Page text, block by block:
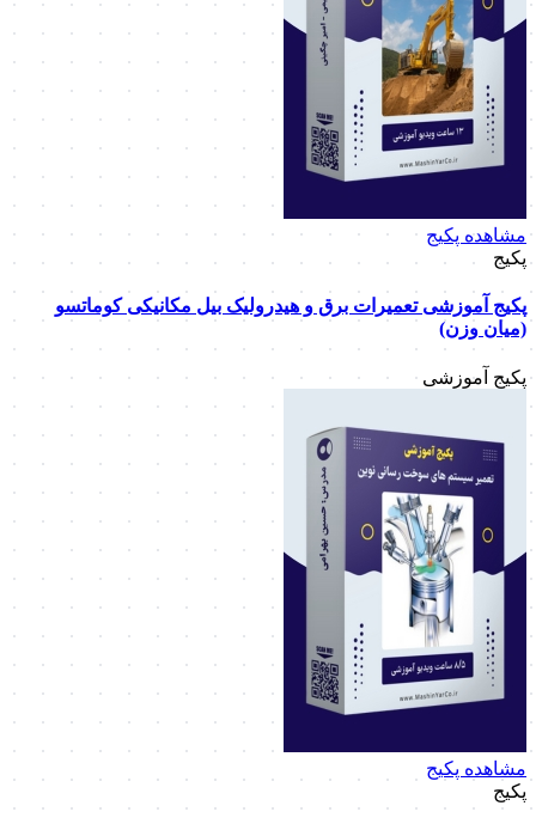
مشاهده پکیج
پکیج
پکیج آموزشی تعمیرات برق و هیدرولیک بیل مکانیکی کوماتسو
(میان وزن)
پکیج آموزشی
مشاهده پکیج
پکیج